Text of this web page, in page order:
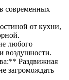
современных
от кухни,
любого
воздушности.
Раздвижная
загромождать